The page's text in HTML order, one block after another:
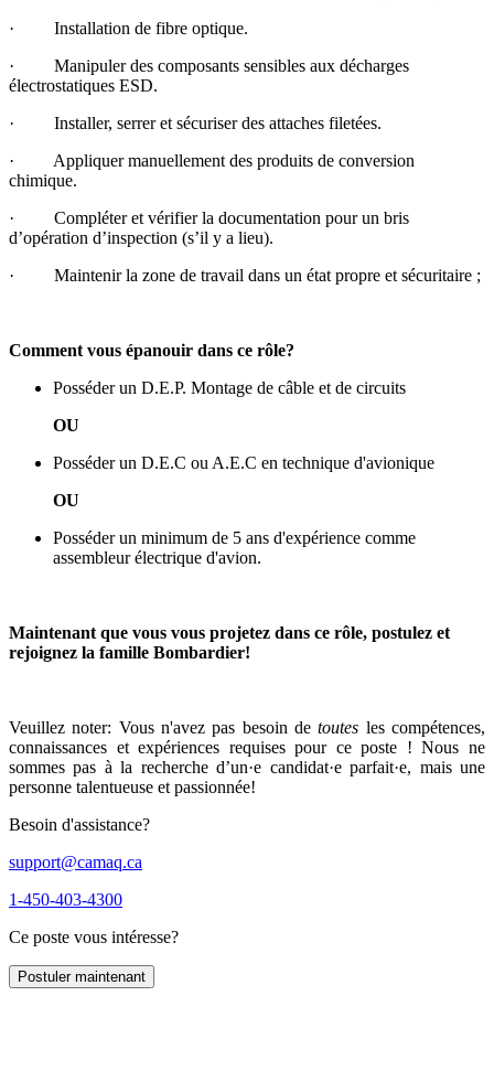
· Installation de fibre optique.
· Manipuler des composants sensibles aux décharges
électrostatiques ESD.
· Installer, serrer et sécuriser des attaches filetées.
· Appliquer manuellement des produits de conversion
chimique.
· Compléter et vérifier la documentation pour un bris
d’opération d’inspection (s’il y a lieu).
· Maintenir la zone de travail dans un état propre et sécuritaire ;
Comment vous épanouir dans ce rôle?
Posséder un D.E.P. Montage de câble et de circuits
OU
Posséder un D.E.C ou A.E.C en technique d'avionique
OU
Posséder un minimum de 5 ans d'expérience comme
assembleur électrique d'avion.
Maintenant que vous vous projetez dans ce rôle, postulez et
rejoignez la famille Bombardier!
Veuillez noter: Vous n'avez pas besoin detoutes les compétences,
connaissances et expériences requises pour ce poste ! Nous ne
sommes pas à la recherche d’un·e candidat·e parfait·e, mais une
personne talentueuse et passionnée!
Besoin d'assistance?
support@camaq.ca
1-450-403-4300
Ce poste vous intéresse?
Postuler maintenant